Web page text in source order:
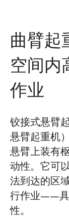
曲臂起
空间内
作业
铰接式悬臂
悬臂起重机
悬臂上装有
动性。它可
法到达的区
行作业——具
性。